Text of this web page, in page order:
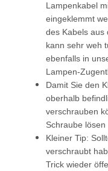
Lampenkabel
eingeklemmt
des Kabels aus
kann sehr weh
ebenfalls in
Lampen-
Damit Sie den
oberhalb
verschrauben
Schraube lösen
Kleiner Tip:
verschraubt
Trick wieder